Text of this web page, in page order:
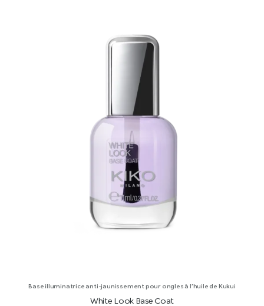
Base illuminatrice anti-jaunissement pour ongles à l’huile de Kukui
White Look Base Coat